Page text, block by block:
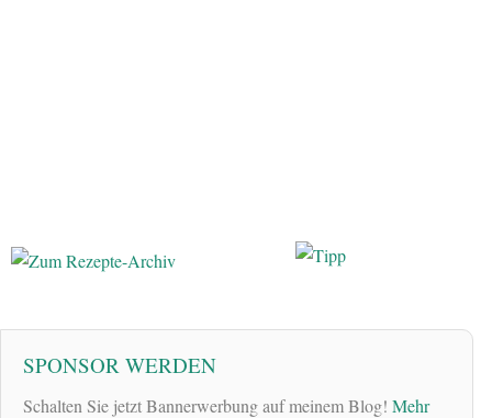
SPONSOR WERDEN
Schalten Sie jetzt Bannerwerbung auf meinem Blog! Mehr